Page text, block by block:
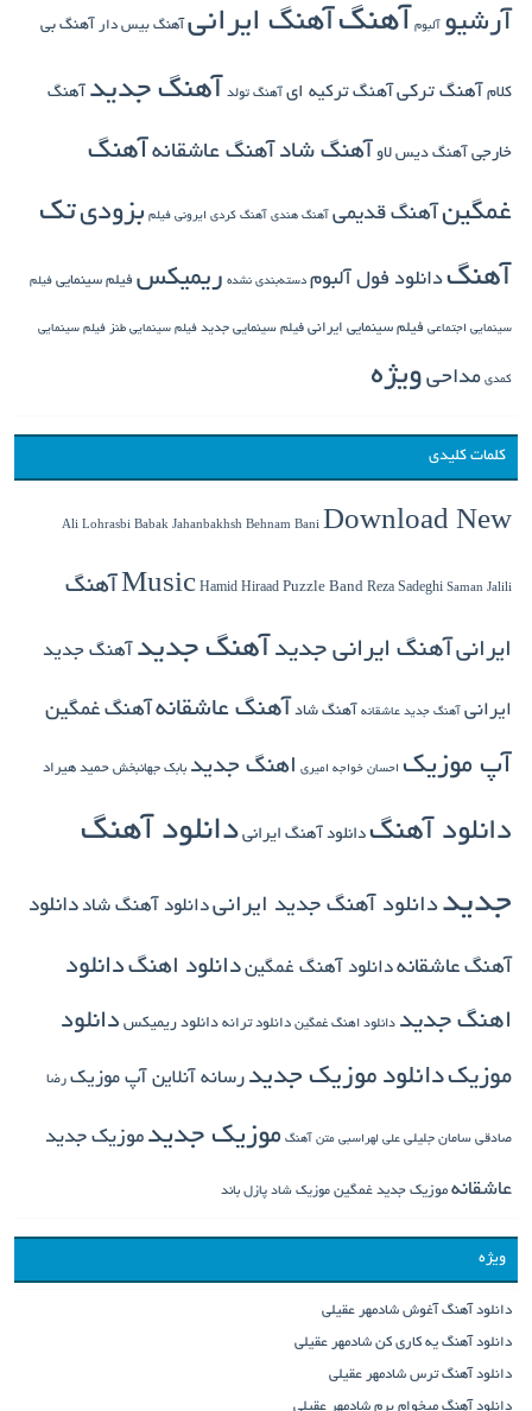
آرشیو آلبوم آهنگ آهنگ ایرانی آهنگ بیس دار آهنگ بی
کلام آهنگ ترکی آهنگ ترکیه ای آهنگ تولد آهنگ جدید آهنگ
خارجی آهنگ دیس لاو آهنگ شاد آهنگ عاشقانه آهنگ
غمگین آهنگ قدیمی آهنگ هندی آهنگ کردی ایرونی فیلم بزودیتک
آهنگدانلود فول آلبوم دسته‌بندی نشده ریمیکس فیلم سینمایی فیلم
سینمایی اجتماعی فیلم سینمایی ایرانی فیلم سینمایی جدید فیلم سینمایی طنز فیلم سینمایی
کمدی مداحی ویژه
کلمات کلیدی
Ali Lohrasbi Babak Jahanbakhsh Behnam Bani Download New
Music Hamid Hiraad Puzzle Band Reza Sadeghi Saman Jalili آهنگ
ایرانی آهنگ ایرانی جدید آهنگ جدید آهنگ جدید
ایرانی آهنگ جدید عاشقانه آهنگ شاد آهنگ عاشقانه آهنگ غمگین
آپ موزیک احسان خواجه امیری اهنگ جدید بابک جهانبخش حمید هیراد
دانلود آهنگ دانلود آهنگ ایرانی دانلود آهنگ
جدید دانلود آهنگ جدید ایرانیدانلود آهنگ شاد دانلود
آهنگ عاشقانهدانلود آهنگ غمگیندانلود اهنگ دانلود
اهنگ جدید دانلود اهنگ غمگین دانلود ترانه دانلود ریمیکس دانلود
موزیکدانلود موزیک جدید رسانه آنلاین آپ موزیک رضا
صادقی سامان جلیلی علی لهراسبی متن آهنگ موزیک جدید موزیک جدید
عاشقانه موزیک جدید غمگین موزیک شاد پازل باند
ویژه
دانلود آهنگ آغوش شادمهر عقیلی
دانلود آهنگ یه کاری کن شادمهر عقیلی
دانلود آهنگ ترس شادمهر عقیلی
دانلود آهنگ میخوام برم شادمهر عقیلی